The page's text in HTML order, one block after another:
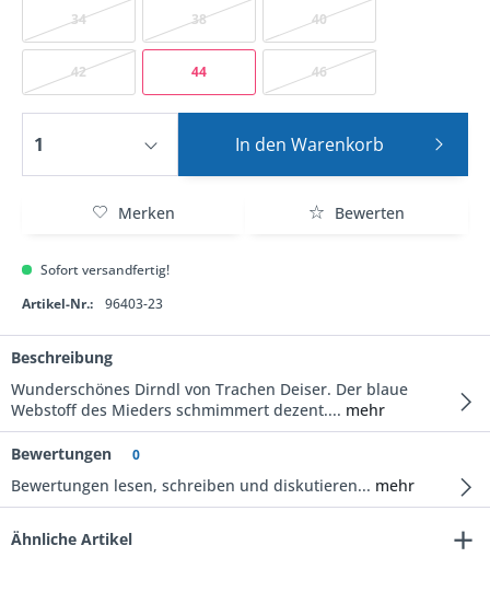
34 38 40
42 44 46
In den Warenkorb
Merken Bewerten
Sofort versandfertig!
Artikel-Nr.:
96403-23
Beschreibung
Wunderschönes Dirndl von Trachen Deiser. Der blaue
Webstoff des Mieders schmimmert dezent.... mehr
Bewertungen 0
Bewertungen lesen, schreiben und diskutieren... mehr
Ähnliche Artikel